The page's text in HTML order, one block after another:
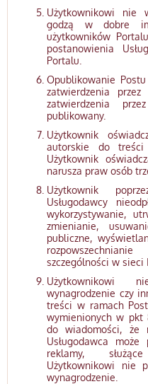
Użytkownikowi nie
godzą w dobre
użytkowników
postanowienia
Portalu.
Opublikowanie
zatwierdzenia
zatwierdzenia
publikowany.
Użytkownik
autorskie do treści
Użytkownik
narusza praw osób
Użytkownik
Usługodawcy
wykorzystywanie,
zmienianie,
publiczne,
szczególności w sieci
Użytkownikowi
wynagrodzenie czy
treści w ramach
wymienionych w pkt
do wiadomości, że
Usługodawca
reklamy,
Użytkownikowi nie
wynagrodzenie.